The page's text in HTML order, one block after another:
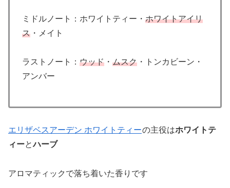
ミドルノート：ホワイトティー・ ホワイトアイリ
ス ・メイト
ラストノート： ウッド ・ ムスク ・トンカビーン・
アンバー
エリザベスアーデン ホワイトティーの主役はホワイトテ
ィーとハーブ
アロマティックで落ち着いた香りです